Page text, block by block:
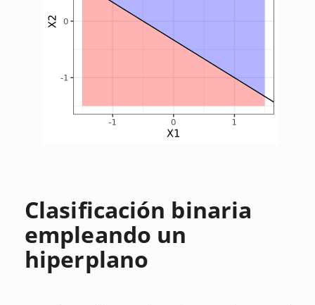
Clasificación binaria
empleando un
hiperplano